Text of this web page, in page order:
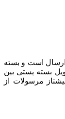
است و بسته
بسته پستی بین
پیشتاز مرسولات از